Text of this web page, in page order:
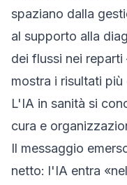
spaziano dalla
al supporto alla
dei flussi nei
mostra i risultati più
L'IA in sanità si
cura e
Il messaggio
netto: l'IA entra